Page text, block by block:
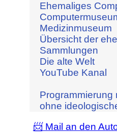
Ehemaliges
Medizinmuseum
Übersicht der
Sammlungen
Die alte Welt
YouTube Kanal
Programmierung
ohne
📨 Mail an den